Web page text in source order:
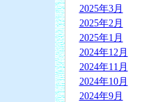
2025年3月
2025年2月
2025年1月
2024年12月
2024年11月
2024年10月
2024年9月